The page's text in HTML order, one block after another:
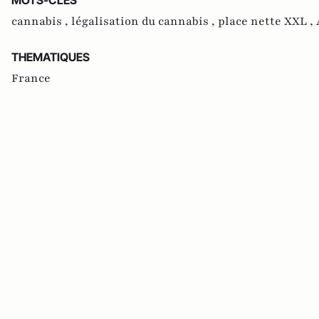
cannabis , légalisation du cannabis , place nette XXL ,
THEMATIQUES
France